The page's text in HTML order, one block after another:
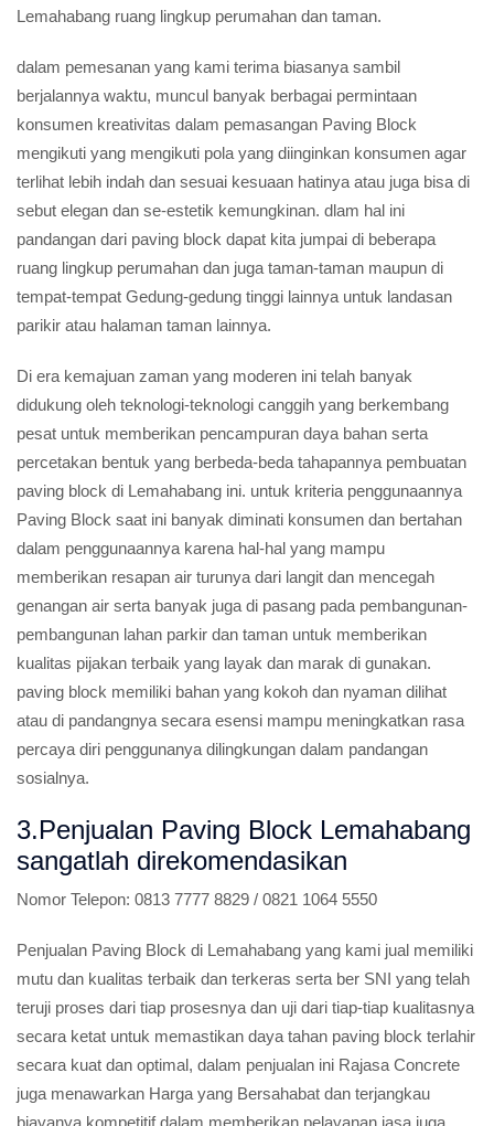
Lemahabang ruang lingkup perumahan dan taman.
dalam pemesanan yang kami terima biasanya sambil
berjalannya waktu, muncul banyak berbagai permintaan
konsumen kreativitas dalam pemasangan Paving Block
mengikuti yang mengikuti pola yang diinginkan konsumen agar
terlihat lebih indah dan sesuai kesuaan hatinya atau juga bisa di
sebut elegan dan se-estetik kemungkinan. dlam hal ini
pandangan dari paving block dapat kita jumpai di beberapa
ruang lingkup perumahan dan juga taman-taman maupun di
tempat-tempat Gedung-gedung tinggi lainnya untuk landasan
parikir atau halaman taman lainnya.
Di era kemajuan zaman yang moderen ini telah banyak
didukung oleh teknologi-teknologi canggih yang berkembang
pesat untuk memberikan pencampuran daya bahan serta
percetakan bentuk yang berbeda-beda tahapannya pembuatan
paving block di Lemahabang ini. untuk kriteria penggunaannya
Paving Block saat ini banyak diminati konsumen dan bertahan
dalam penggunaannya karena hal-hal yang mampu
memberikan resapan air turunya dari langit dan mencegah
genangan air serta banyak juga di pasang pada pembangunan-
pembangunan lahan parkir dan taman untuk memberikan
kualitas pijakan terbaik yang layak dan marak di gunakan.
paving block memiliki bahan yang kokoh dan nyaman dilihat
atau di pandangnya secara esensi mampu meningkatkan rasa
percaya diri penggunanya dilingkungan dalam pandangan
sosialnya.
3.Penjualan Paving Block Lemahabang
sangatlah direkomendasikan
Nomor Telepon: 0813 7777 8829 / 0821 1064 5550
Penjualan Paving Block di Lemahabang yang kami jual memiliki
mutu dan kualitas terbaik dan terkeras serta ber SNI yang telah
teruji proses dari tiap prosesnya dan uji dari tiap-tiap kualitasnya
secara ketat untuk memastikan daya tahan paving block terlahir
secara kuat dan optimal, dalam penjualan ini Rajasa Concrete
juga menawarkan Harga yang Bersahabat dan terjangkau
biayanya kompetitif dalam memberikan pelayanan jasa juga